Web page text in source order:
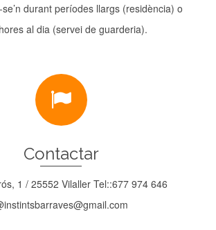
durant períodes llargs (residència) o
al dia (servei de guarderia).
Contactar
1 / 25552 Vilaller Tel::677 974 646